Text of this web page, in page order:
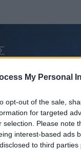
My Personal
opt-out of the sale,
for targeted
selection. Please note
interest-based ads
to third